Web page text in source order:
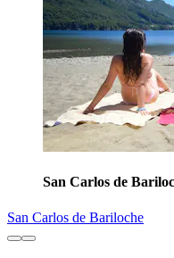
San Carlos de
San Carlos de Bariloche